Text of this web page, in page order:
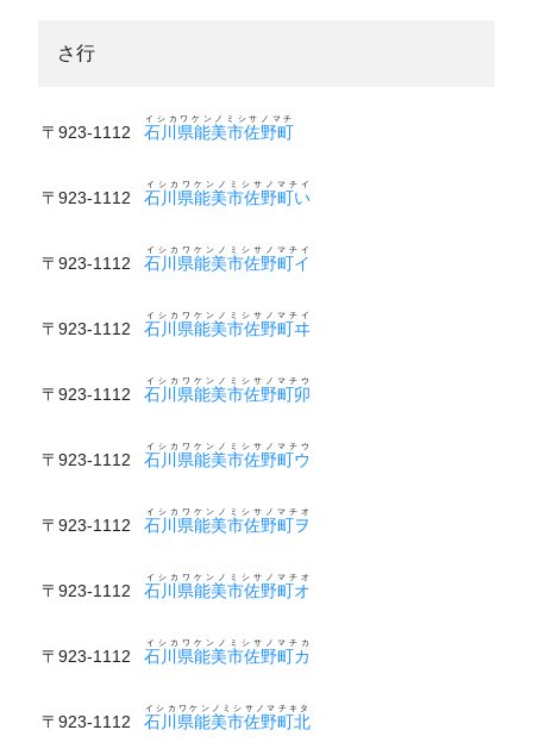
さ行
〒923-1112 石川県能美市佐野町
イシカワケンノミシサノマチ
〒923-1112 石川県能美市佐野町い
イシカワケンノミシサノマチイ
〒923-1112 石川県能美市佐野町イ
イシカワケンノミシサノマチイ
〒923-1112 石川県能美市佐野町ヰ
イシカワケンノミシサノマチイ
〒923-1112 石川県能美市佐野町卯
イシカワケンノミシサノマチウ
〒923-1112 石川県能美市佐野町ウ
イシカワケンノミシサノマチウ
〒923-1112 石川県能美市佐野町ヲ
イシカワケンノミシサノマチオ
〒923-1112 石川県能美市佐野町オ
イシカワケンノミシサノマチオ
〒923-1112 石川県能美市佐野町カ
イシカワケンノミシサノマチカ
〒923-1112 石川県能美市佐野町北
イシカワケンノミシサノマチキタ